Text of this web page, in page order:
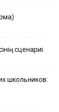
сценариі
школьников: